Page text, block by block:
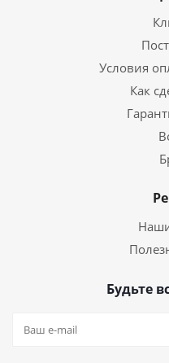
Условия
Как
Будьте